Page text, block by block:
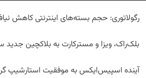
رگولاتوری: حجم بسته‌های اینترنتی کاهش
بلک‌راک، ویزا و مسترکارت به بلاکچین جدید
آینده اسپیس‌ایکس به موفقیت استارشیپ